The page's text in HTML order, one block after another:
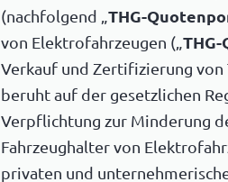
(nachfolgend „THG-
von Elektrofahrzeugen („
Verkauf und Zertifizierung von
beruht auf der gesetzlichen
Verpflichtung zur Minderung
Fahrzeughalter von
privaten und